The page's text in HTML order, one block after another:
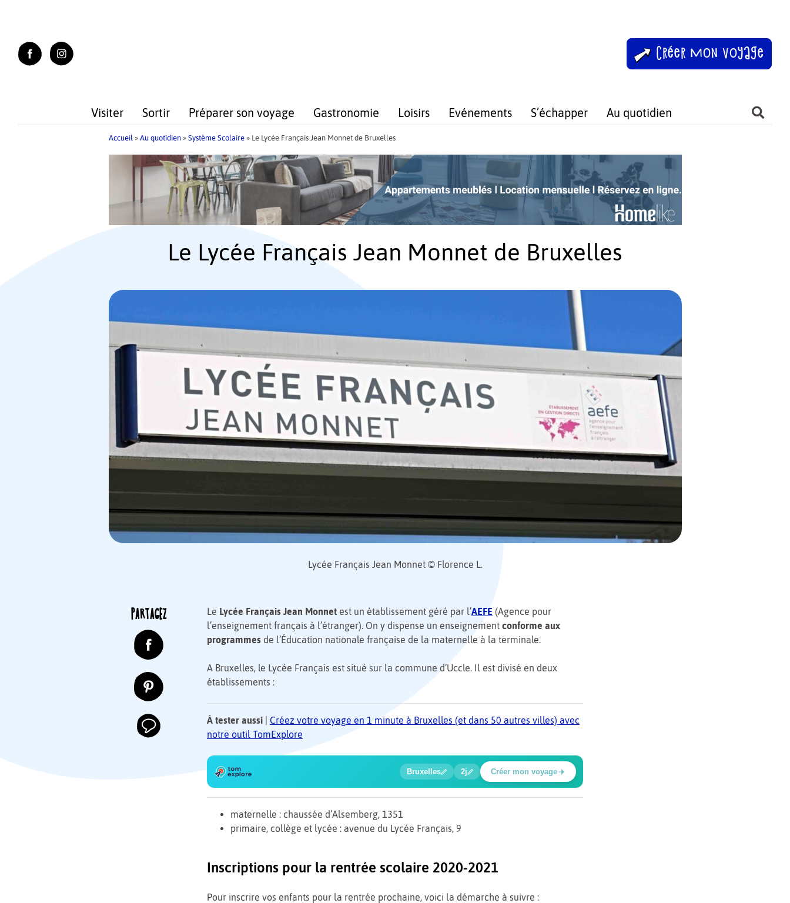
Créer mon voyage
Visiter Sortir Préparer son voyage Gastronomie Loisirs Evénements S’échapper Au quotidien
Accueil » Au quotidien» Système Scolaire» Le Lycée Français Jean Monnet de Bruxelles
Le Lycée Français Jean Monnet de Bruxelles
Lycée Français Jean Monnet © Florence L.
PARTAGEZ Le Lycée Français Jean Monnet est un établissement géré par l’AEFE (Agence pour
l’enseignement français à l’étranger). On y dispense un enseignement conforme aux
programmes de l’Éducation nationale française de la maternelle à la terminale.
A Bruxelles, le Lycée Français est situé sur la commune d’Uccle. Il est divisé en deux
établissements :
À tester aussi
Créez votre voyage en 1 minute à Bruxelles (et dans 50 autres villes) avec
notre outil TomExplore
🔍
🔍
🔍
🔍
🍲
Baladi
Bruxelles 2j Créer mon voyage
maternelle : chaussée d’Alsemberg, 1351
primaire, collège et lycée : avenue du Lycée Français, 9
Inscriptions pour la rentrée scolaire 2020-2021
Pour inscrire vos enfants pour la rentrée prochaine, voici la démarche à suivre :